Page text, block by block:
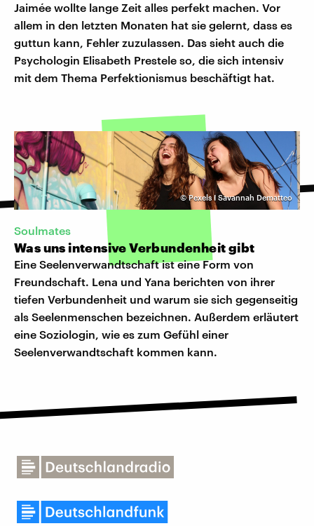
Jaimée wollte lange Zeit alles perfekt machen. Vor
allem in den letzten Monaten hat sie gelernt, dass es
guttun kann, Fehler zuzulassen. Das sieht auch die
Psychologin Elisabeth Prestele so, die sich intensiv
mit dem Thema Perfektionismus beschäftigt hat.
©Pexels I Savannah Dematteo
Soulmates
Was uns intensive Verbundenheit gibt
Eine Seelenverwandtschaft ist eine Form von
Freundschaft. Lena und Yana berichten von ihrer
tiefen Verbundenheit und warum sie sich gegenseitig
als Seelenmenschen bezeichnen. Außerdem erläutert
eine Soziologin, wie es zum Gefühl einer
Seelenverwandtschaft kommen kann.